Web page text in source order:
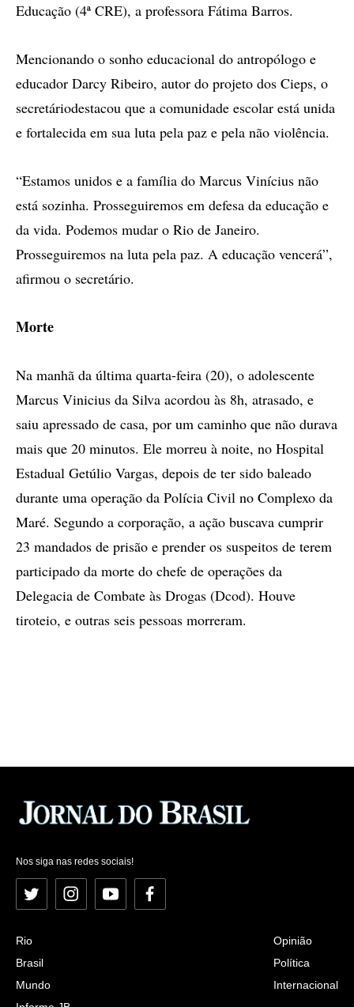
Educação (4ª CRE), a professora Fátima Barros.
Mencionando o sonho educacional do antropólogo e
educador Darcy Ribeiro, autor do projeto dos Cieps, o
secretáriodestacou que a comunidade escolar está unida
e fortalecida em sua luta pela paz e pela não violência.
“Estamos unidos e a família do Marcus Vinícius não
está sozinha. Prosseguiremos em defesa da educação e
da vida. Podemos mudar o Rio de Janeiro.
Prosseguiremos na luta pela paz. A educação vencerá”,
afirmou o secretário.
Morte
Na manhã da última quarta-feira (20), o adolescente
Marcus Vinicius da Silva acordou às 8h, atrasado, e
saiu apressado de casa, por um caminho que não durava
mais que 20 minutos. Ele morreu à noite, no Hospital
Estadual Getúlio Vargas, depois de ter sido baleado
durante uma operação da Polícia Civil no Complexo da
Maré. Segundo a corporação, a ação buscava cumprir
23 mandados de prisão e prender os suspeitos de terem
participado da morte do chefe de operações da
Delegacia de Combate às Drogas (Dcod). Houve
tiroteio, e outras seis pessoas morreram.
Nos siga nas redes sociais!
Twitter InstagramYouTubeFacebook
Rio
Brasil
Mundo
Opinião
Política
Internacional